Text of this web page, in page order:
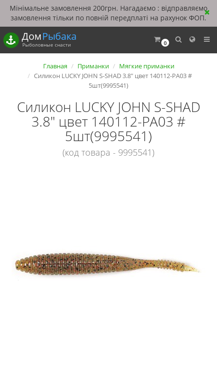
Мінімальне замовлення 200грн. Нагадаємо : відправляємо
замовлення тільки по повній передплаті на рахунок ФОП.
0
ДомРыбака
Рыболовные снасти
Главная Приманки
Мягкие приманки
Силикон LUCKY JOHN S-SHAD 3.8" цвет 140112-PA03 #
5шт(9995541)
Силикон LUCKY JOHN S-SHAD
3.8" цвет 140112-PA03 #
5шт(9995541)
(код товара - 9995541)